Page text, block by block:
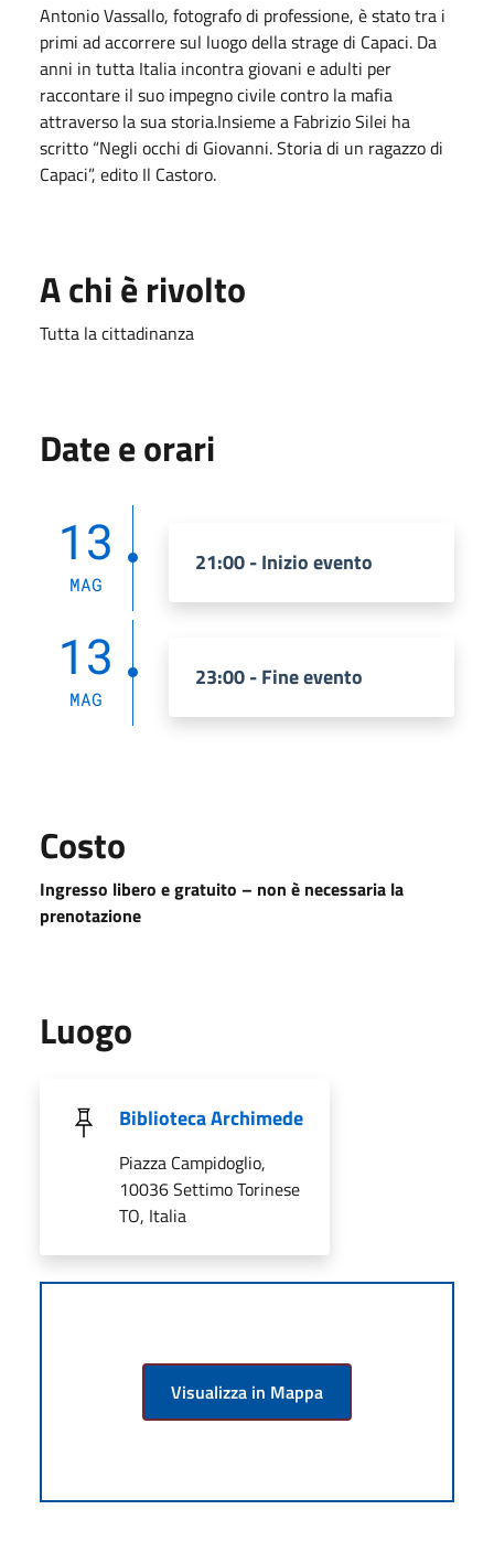
Antonio Vassallo, fotografo di professione, è stato tra i
primi ad accorrere sul luogo della strage di Capaci. Da
anni in tutta Italia incontra giovani e adulti per
raccontare il suo impegno civile contro la mafia
attraverso la sua storia.Insieme a Fabrizio Silei ha
scritto “Negli occhi di Giovanni. Storia di un ragazzo di
Capaci”, edito Il Castoro.
A chi è rivolto
Tutta la cittadinanza
Date e orari
13
MAG
21:00 - Inizio evento
13
MAG
23:00 - Fine evento
Costo
Ingresso libero e gratuito – non è necessaria la
prenotazione
Luogo
Biblioteca Archimede
Piazza Campidoglio,
10036 Settimo Torinese
TO, Italia
Visualizza in Mappa